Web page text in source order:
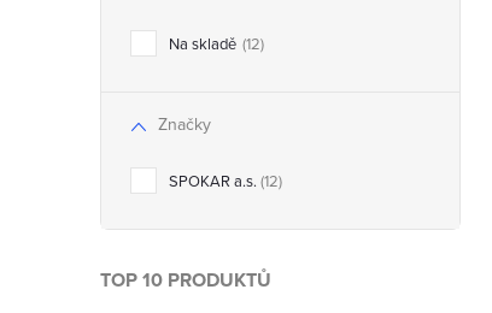
Na skladě 12
Značky
SPOKAR a.s. 12
TOP 10 PRODUKTŮ